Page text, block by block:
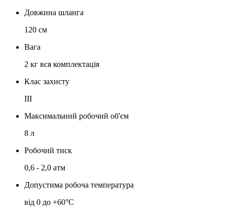
Довжина шланга
120 см
Вага
2 кг вся комплектація
Клас захисту
III
Максимальний робочий об'єм
8 л
Робочий тиск
0,6 - 2,0 атм
Допустима робоча температура
від 0 до +60°C